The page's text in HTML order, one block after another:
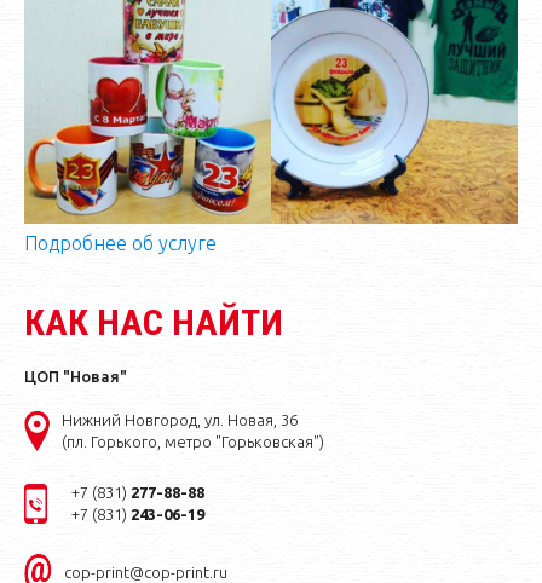
Подробнее об услуге
КАК НАС НАЙТИ
ЦОП "Новая"
Нижний Новгород, ул. Новая, 36
(пл. Горького, метро "Горьковская")
+7 (831) 277-88-88
+7 (831) 243-06-19
cop-print@cop-print.ru